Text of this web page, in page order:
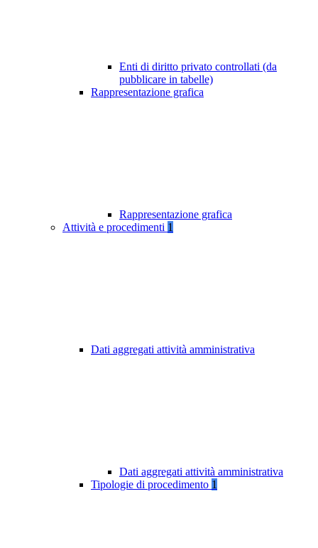
Enti di diritto privato controllati (da
pubblicare in tabelle)
Rappresentazione grafica
Rappresentazione grafica
Attività e procedimenti 1
Dati aggregati attività amministrativa
Dati aggregati attività amministrativa
Tipologie di procedimento 1